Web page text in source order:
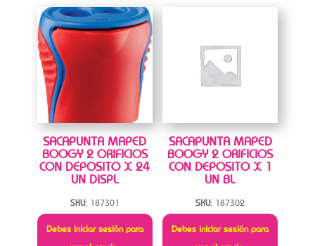
SACAPUNTA MAPED
BOOGY 2 ORIFICIOS
CON DEPOSITO X 24
UN DISPL
SKU: 187301
Debes iniciar sesión para
SACAPUNTA MAPED
BOOGY 2 ORIFICIOS
CON DEPOSITO X 1
UN BL
SKU: 187302
Debes iniciar sesión para